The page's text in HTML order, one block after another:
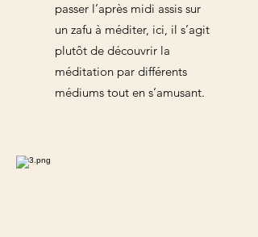
passer l’après midi assis sur
un zafu à méditer, ici, il s’agit
plutôt de découvrir la
méditation par différents
médiums tout en s’amusant.